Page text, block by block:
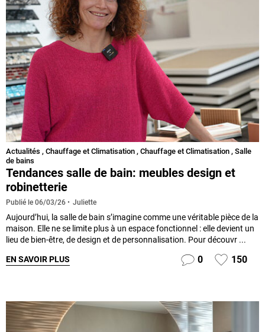
Actualités , Chauffage et Climatisation , Chauffage et Climatisation , Salle
de bains
Tendances salle de bain: meubles design et
robinetterie
Publié le 06/03/26 Juliette
Aujourd’hui, la salle de bain s’imagine comme une véritable pièce de la
maison. Elle ne se limite plus à un espace fonctionnel : elle devient un
lieu de bien-être, de design et de personnalisation. Pour découvr ...
EN SAVOIR PLUS 0 150